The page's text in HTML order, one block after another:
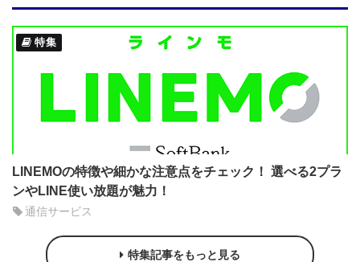
特集
LINEMOの特徴や細かな注意点をチェック！ 選べる2プラ
ンやLINE使い放題が魅力！
通信サービス
特集記事をもっと見る